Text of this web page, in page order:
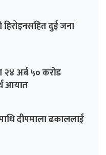
हिरोइनसहित दुई जना
२४ अर्ब ५० करोड
आयात
दीपमाला ढकाललाई